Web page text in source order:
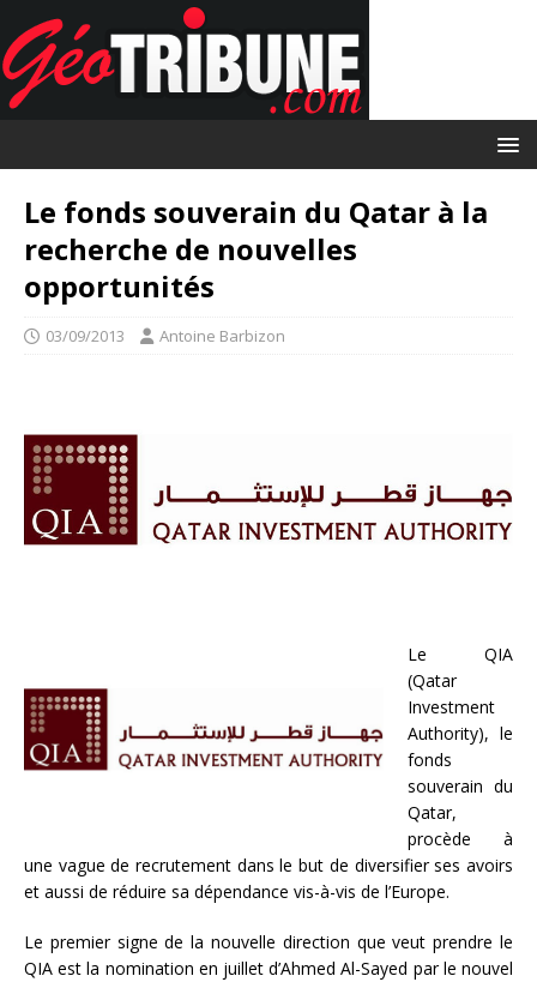
Le fonds souverain du Qatar à la
recherche de nouvelles
opportunités
03/09/2013 Antoine Barbizon
Le QIA
(Qatar
Investment
Authority), le
fonds
souverain du
Qatar,
procède à
une vague de recrutement dans le but de diversifier ses avoirs
et aussi de réduire sa dépendance vis-à-vis de l’Europe.
Le premier signe de la nouvelle direction que veut prendre le
QIA est la nomination en juillet d’Ahmed Al-Sayed par le nouvel